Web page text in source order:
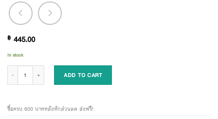
฿ 445.00
In stock
ADD TO CART
ซื้อครบ 600 บาทหลังหักส่วนลด ส่งฟรี!